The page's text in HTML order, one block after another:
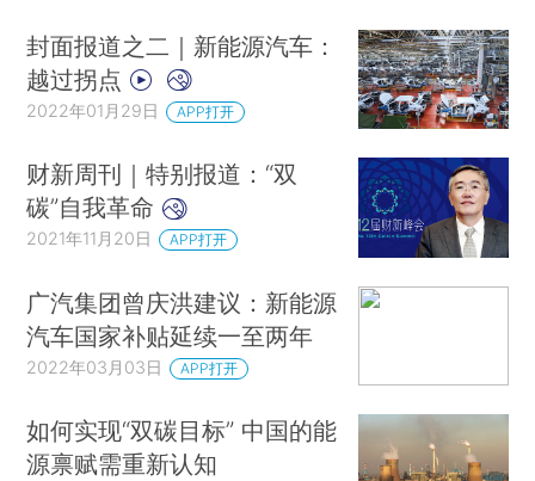
封面报道之二｜新能源汽车：
越过拐点
2022年01月29日 APP打开
财新周刊｜特别报道：“双
碳”自我革命
2021年11月20日 APP打开
广汽集团曾庆洪建议：新能源
汽车国家补贴延续一至两年
2022年03月03日 APP打开
如何实现“双碳目标” 中国的能
源禀赋需重新认知